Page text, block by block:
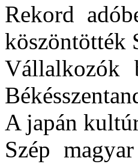
Rekord
köszöntötték
Vállalkozók
A japán
Szép